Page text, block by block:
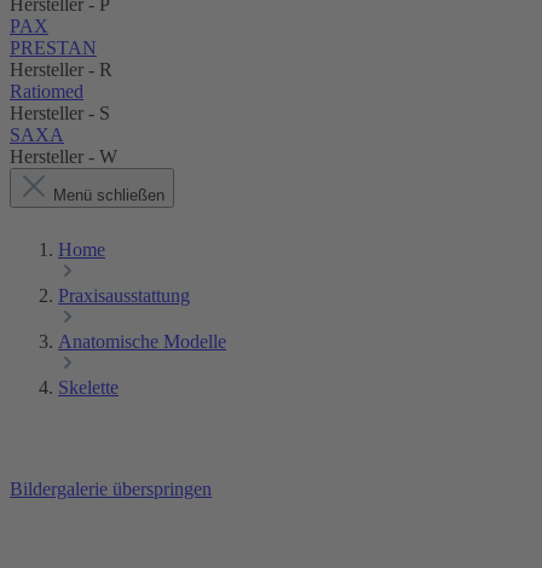
Hersteller - P
PAX
PRESTAN
Hersteller - R
Ratiomed
Hersteller - S
SAXA
Hersteller - W
Menü schließen
Home
Praxisausstattung
Anatomische Modelle
Skelette
Bildergalerie überspringen